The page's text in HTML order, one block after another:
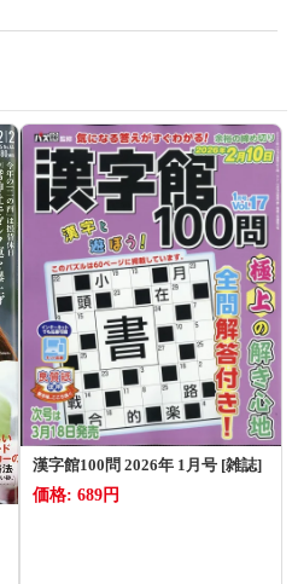
漢字館100問 2026年 1月号 [雑誌]
価格: 689円